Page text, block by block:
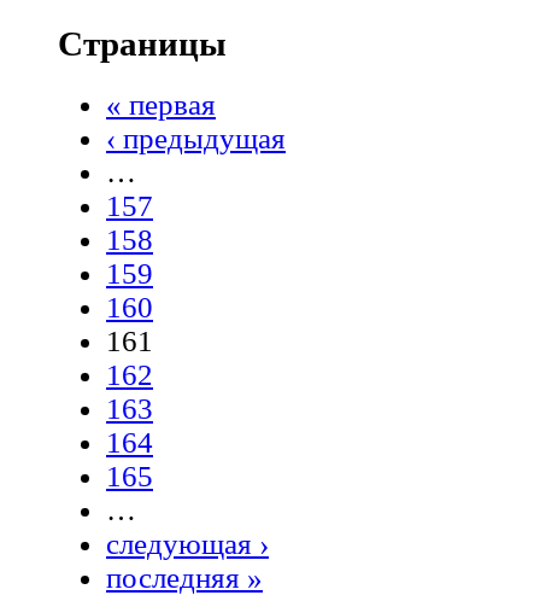
Страницы
« первая
‹ предыдущая
…
157
158
159
160
161
162
163
164
165
…
следующая ›
последняя »